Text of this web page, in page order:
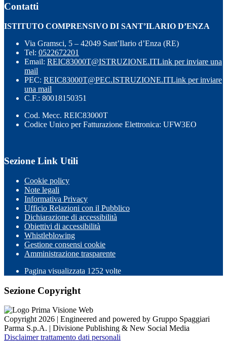
Contatti
ISTITUTO COMPRENSIVO DI SANT’ILARIO D’ENZA
Via Gramsci, 5 – 42049 Sant’Ilario d’Enza (RE)
Tel: 0522672201
Email: REIC83000T@ISTRUZIONE.ITLink per inviare una
mail
PEC: REIC83000T@PEC.ISTRUZIONE.ITLink per inviare
una mail
C.F.: 80018150351
Cod. Mecc. REIC83000T
Codice Unico per Fatturazione Elettronica: UFW3EO
Sezione Link Utili
Cookie policy
Note legali
Informativa Privacy
Ufficio Relazioni con il Pubblico
Dichiarazione di accessibilità
Obiettivi di accessibilità
Whistleblowing
Gestione consensi cookie
Amministrazione trasparente
Pagina visualizzata 1252 volte
Sezione Copyright
Copyright 2026 | Engineered and powered by Gruppo Spaggiari
Parma S.p.A. | Divisione Publishing & New Social Media
Disclaimer trattamento dati personali